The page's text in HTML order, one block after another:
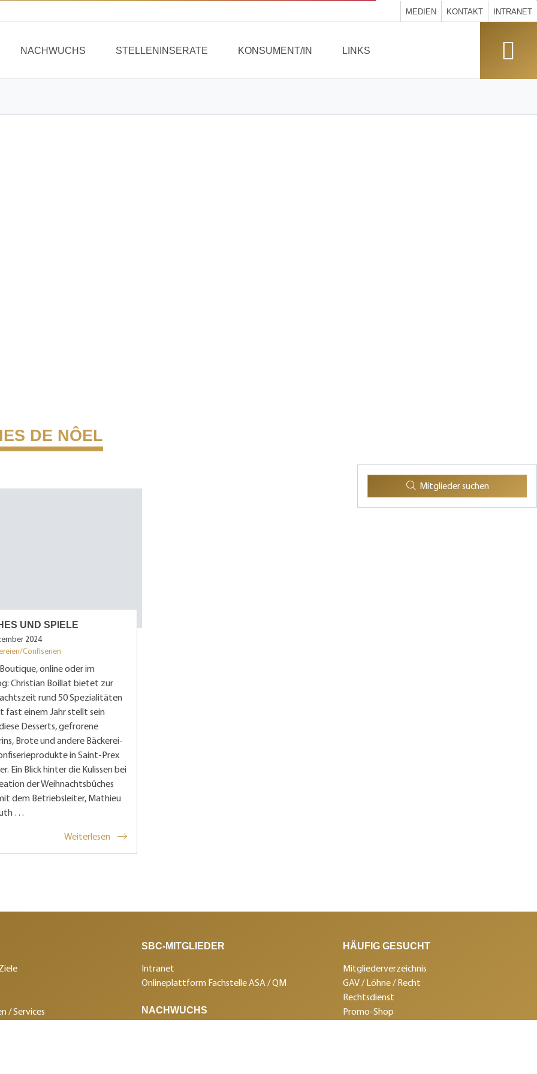
MEDIEN KONTAKT INTRANET
NACHWUCHS STELLENINSERATE KONSUMENT/IN LINKS
DE NÔEL
UND SPIELE
2024
Confiserien
online oder im
Christian Boillat bietet zur
rund 50 Spezialitäten
fast einem Jahr stellt sein
Desserts, gefrorene
Brote und andere Bäckerei-
in Saint-Prex
Ein Blick hinter die Kulissen bei
der Weihnachtsbûches
dem Betriebsleiter, Mathieu
…
Weiterlesen
Mitglieder suchen
/ Services
SBC-MITGLIEDER
Intranet
Onlineplattform Fachstelle ASA / QM
NACHWUCHS
HÄUFIG GESUCHT
Mitgliederverzeichnis
GAV / Löhne / Recht
Rechtsdienst
Promo-Shop